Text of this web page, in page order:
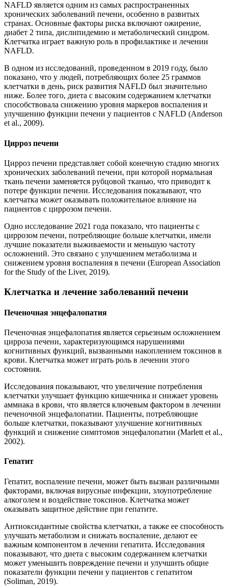
NAFLD является одним из самых распространенных
хронических заболеваний печени, особенно в развитых
странах. Основные факторы риска включают ожирение,
диабет 2 типа, дислипидемию и метаболический синдром.
Клетчатка играет важную роль в профилактике и лечении
NAFLD.
В одном из исследований, проведенном в 2019 году, было
показано, что у людей, потребляющих более 25 граммов
клетчатки в день, риск развития NAFLD был значительно
ниже. Более того, диета с высоким содержанием клетчатки
способствовала снижению уровня маркеров воспаления и
улучшению функции печени у пациентов с NAFLD (Anderson
et al., 2009).
Цирроз печени
Цирроз печени представляет собой конечную стадию многих
хронических заболеваний печени, при которой нормальная
ткань печени заменяется рубцовой тканью, что приводит к
потере функции печени. Исследования показывают, что
клетчатка может оказывать положительное влияние на
пациентов с циррозом печени.
Одно исследование 2021 года показало, что пациенты с
циррозом печени, потребляющие больше клетчатки, имели
лучшие показатели выживаемости и меньшую частоту
осложнений. Это связано с улучшением метаболизма и
снижением уровня воспаления в печени (European Association
for the Study of the Liver, 2019).
Клетчатка и лечение заболеваний печени
Печеночная энцефалопатия
Печеночная энцефалопатия является серьезным осложнением
цирроза печени, характеризующимся нарушениями
когнитивных функций, вызванными накоплением токсинов в
крови. Клетчатка может играть роль в лечении этого
состояния.
Исследования показывают, что увеличение потребления
клетчатки улучшает функцию кишечника и снижает уровень
аммиака в крови, что является ключевым фактором в лечении
печеночной энцефалопатии. Пациенты, потребляющие
больше клетчатки, показывают улучшение когнитивных
функций и снижение симптомов энцефалопатии (Marlett et al.,
2002).
Гепатит
Гепатит, воспаление печени, может быть вызван различными
факторами, включая вирусные инфекции, злоупотребление
алкоголем и воздействие токсинов. Клетчатка может
оказывать защитное действие при гепатите.
Антиоксидантные свойства клетчатки, а также ее способность
улучшать метаболизм и снижать воспаление, делают ее
важным компонентом в лечении гепатита. Исследования
показывают, что диета с высоким содержанием клетчатки
может уменьшить повреждение печени и улучшить общие
показатели функции печени у пациентов с гепатитом
(Soliman, 2019).